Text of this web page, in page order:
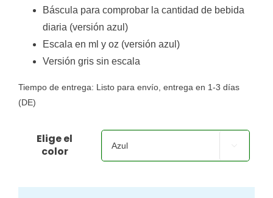
Báscula para comprobar la cantidad de bebida
diaria (versión azul)
Escala en ml y oz (versión azul)
Versión gris sin escala
Tiempo de entrega: Listo para envío, entrega en 1-3 días
(DE)
Elige el
color